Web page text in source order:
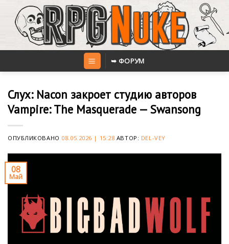
content
➥ ФОРУМ
Слух: Nacon закроет студию авторов
Vampire: The Masquerade — Swansong
ОПУБЛИКОВАНО 08.05.2026 | 15:28 АВТОР: DEL-VEY
08
Май